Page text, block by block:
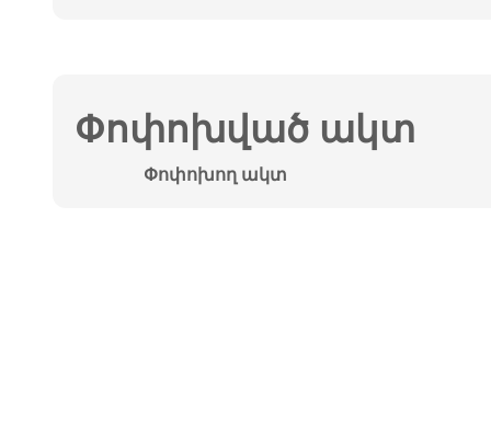
Փոփոխված ակտ
Փոփոխող ակտ